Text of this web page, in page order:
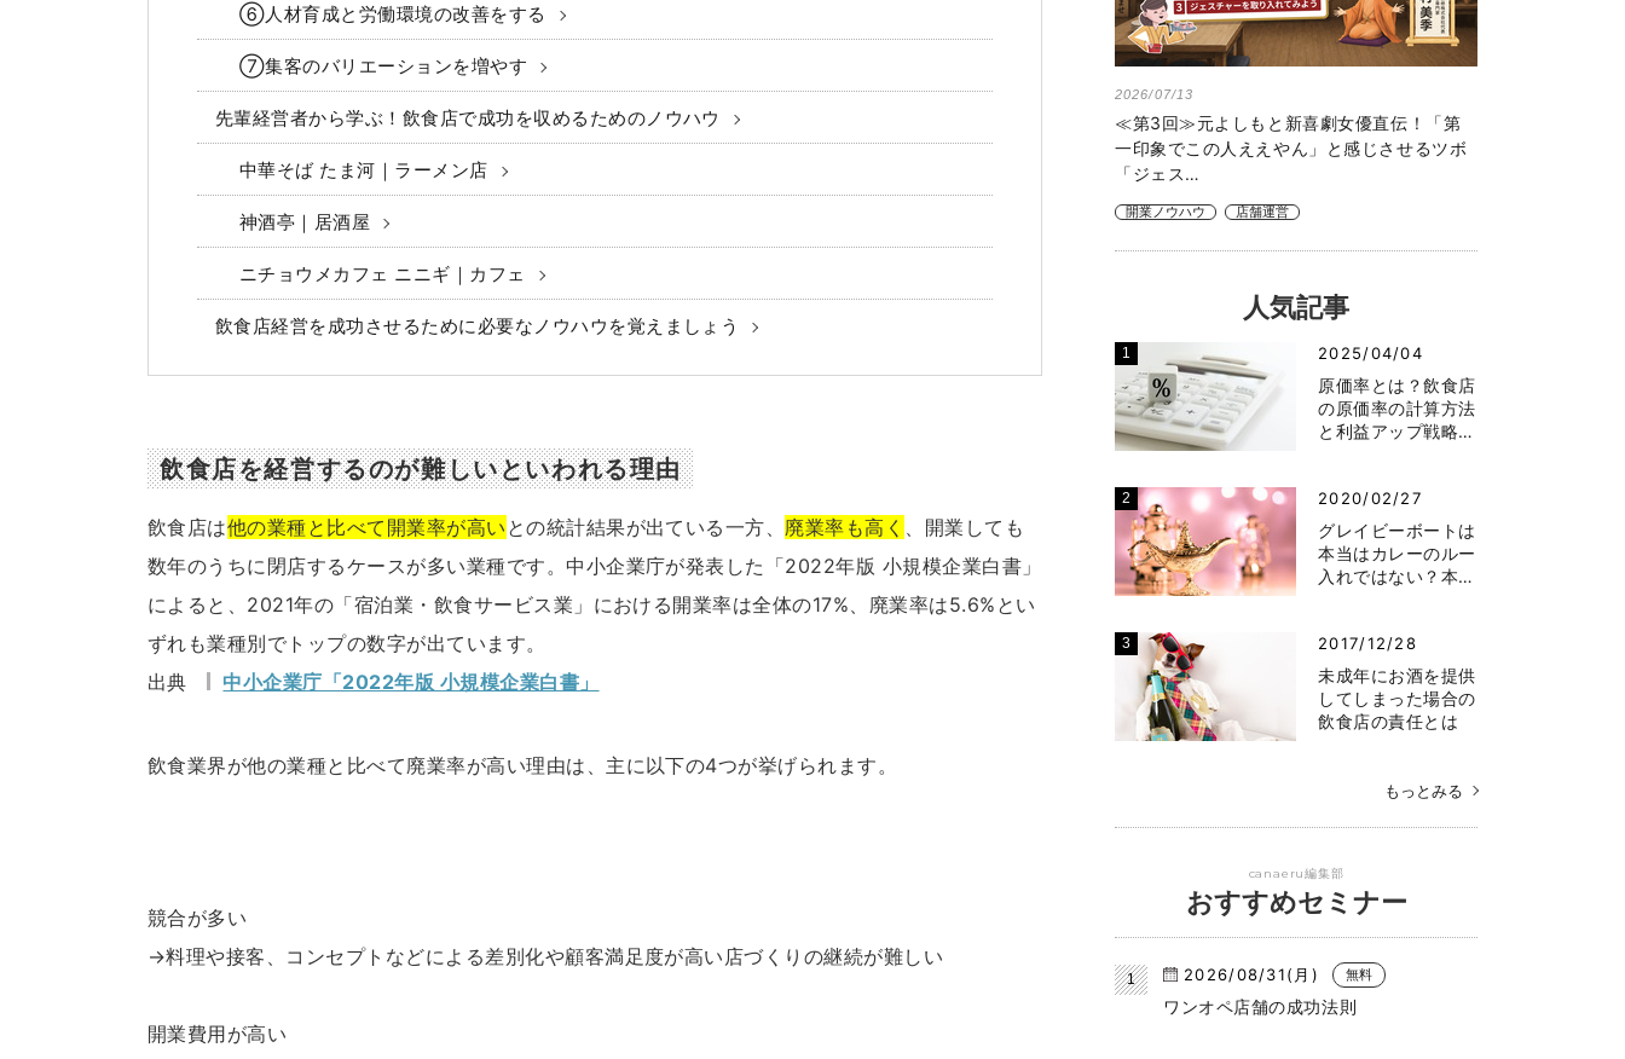
⑥人材育成と労働環境の改善をする
⑦集客のバリエーションを増やす
先輩経営者から学ぶ！飲食店で成功を収めるためのノウハウ
中華そば たま河｜ラーメン店
神酒亭｜居酒屋
ニチョウメカフェ ニニギ｜カフェ
飲食店経営を成功させるために必要なノウハウを覚えましょう
飲食店を経営するのが難しいといわれる理由
飲食店は他の業種と比べて開業率が高い との統計結果が出ている一方、 廃業率も高く 、開業しても
数年のうちに閉店するケースが多い業種です。中小企業庁が発表した「2022年版 小規模企業白書」
によると、2021年の「宿泊業・飲食サービス業」における開業率は全体の17%、廃業率は5.6%とい
ずれも業種別でトップの数字が出ています。
出典
中小企業庁「2022年版 小規模企業白書」
飲食業界が他の業種と比べて廃業率が高い理由は、主に以下の4つが挙げられます。
競合が多い
→料理や接客、コンセプトなどによる差別化や顧客満足度が高い店づくりの継続が難しい
開業費用が高い
2026/07/13
≪第3回≫元よしもと新喜劇女優直伝！「第
一印象でこの人ええやん」と感じさせるツボ
「ジェス…
開業ノウハウ 店舗運営
人気記事
2025/04/04
原価率とは？飲食店
の原価率の計算方法
と利益アップ戦略…
2020/02/27
グレイビーボートは
本当はカレーのルー
入れではない？本…
2017/12/28
未成年にお酒を提供
してしまった場合の
飲食店の責任とは
もっとみる
canaeru編集部
おすすめセミナー
2026/08/31(月) 無料
ワンオペ店舗の成功法則